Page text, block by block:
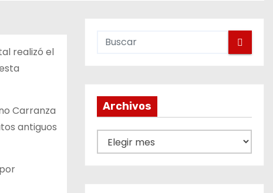
realizó el
Carranza
antiguos
Archivos
r